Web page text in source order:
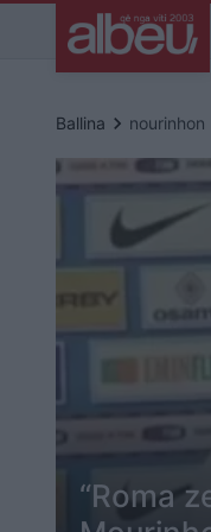
Ballina keyboard_arrow_right nourinhon
“Roma